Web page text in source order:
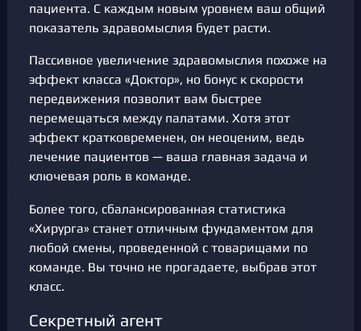
пациента. С каждым новым уровнем ваш общий
показатель здравомыслия будет расти.
Пассивное увеличение здравомыслия похоже на
эффект класса «Доктор», но бонус к скорости
передвижения позволит вам быстрее
перемещаться между палатами. Хотя этот
эффект кратковременен, он неоценим, ведь
лечение пациентов — ваша главная задача и
ключевая роль в команде.
Более того, сбалансированная статистика
«Хирурга» станет отличным фундаментом для
любой смены, проведенной с товарищами по
команде. Вы точно не прогадаете, выбрав этот
класс.
Секретный агент